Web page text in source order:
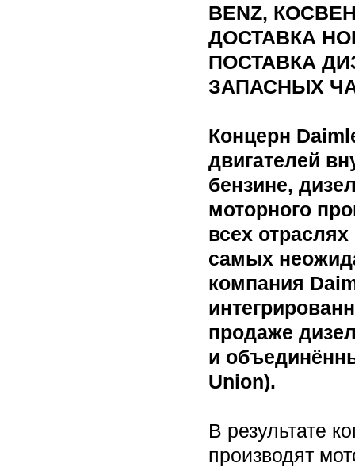
BENZ,
ДОСТАВКА
ПОСТАВКА
ЗАПАСНЫХ
Концерн
двигателей
бензине,
моторного
всех
самых
компания
продаже
и
Union).
В результате
производят